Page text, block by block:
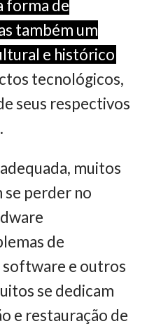
forma de
também um
e histórico
tecnológicos,
seus respectivos
muitos
se perder no
de
e outros
se dedicam
e restauração de